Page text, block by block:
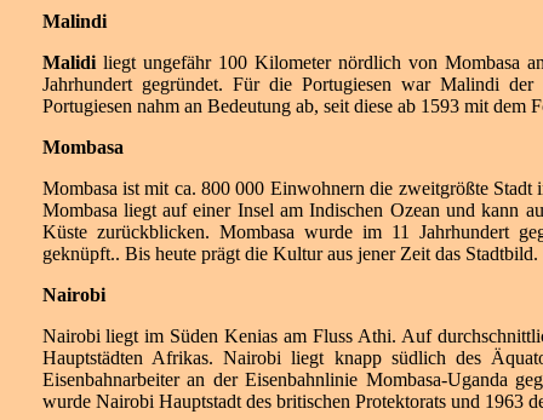
Malindi
Malidiliegt ungefähr 100 Kilometer nördlich von Mombasa
Jahrhundert gegründet. Für die Portugiesen war Malindi
Portugiesen nahm an Bedeutung ab, seit diese ab 1593 mit dem
Mombasa
Mombasa ist mit ca. 800 000 Einwohnern die zweitgrößte
Mombasa liegt auf einer Insel am Indischen Ozean und kann
Küste zurückblicken. Mombasa wurde im 11 Jahrhundert
geknüpft.. Bis heute prägt die Kultur aus jener Zeit das Stadtbild.
Nairobi
Nairobi liegt im Süden Kenias am Fluss Athi. Auf
Hauptstädten Afrikas. Nairobi liegt knapp südlich des
Eisenbahnarbeiter an der Eisenbahnlinie Mombasa-Uganda
wurde Nairobi Hauptstadt des britischen Protektorats und 1963